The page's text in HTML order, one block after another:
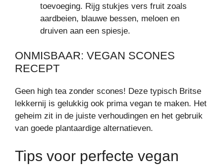
toevoeging. Rijg stukjes vers fruit zoals
aardbeien, blauwe bessen, meloen en
druiven aan een spiesje.
ONMISBAAR: VEGAN SCONES
RECEPT
Geen high tea zonder scones! Deze typisch Britse
lekkernij is gelukkig ook prima vegan te maken. Het
geheim zit in de juiste verhoudingen en het gebruik
van goede plantaardige alternatieven.
Tips voor perfecte vegan